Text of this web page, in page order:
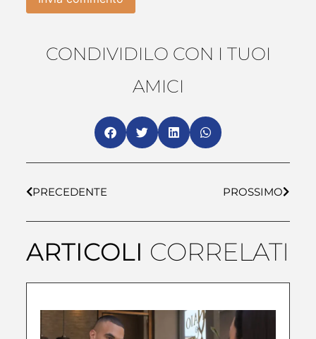
CONDIVIDILO CON I TUOI
AMICI
PRECEDENTE PROSSIMO
ARTICOLI CORRELATI